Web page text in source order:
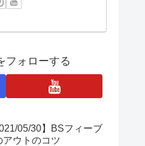
フォローする
05/30】BSフィーブ
アウトのコツ